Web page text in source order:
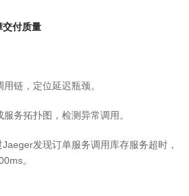
交付质量
链，定位延迟瓶颈。
务拓扑图，检测异常调用。
发现订单服务调用库存服务超时，
。